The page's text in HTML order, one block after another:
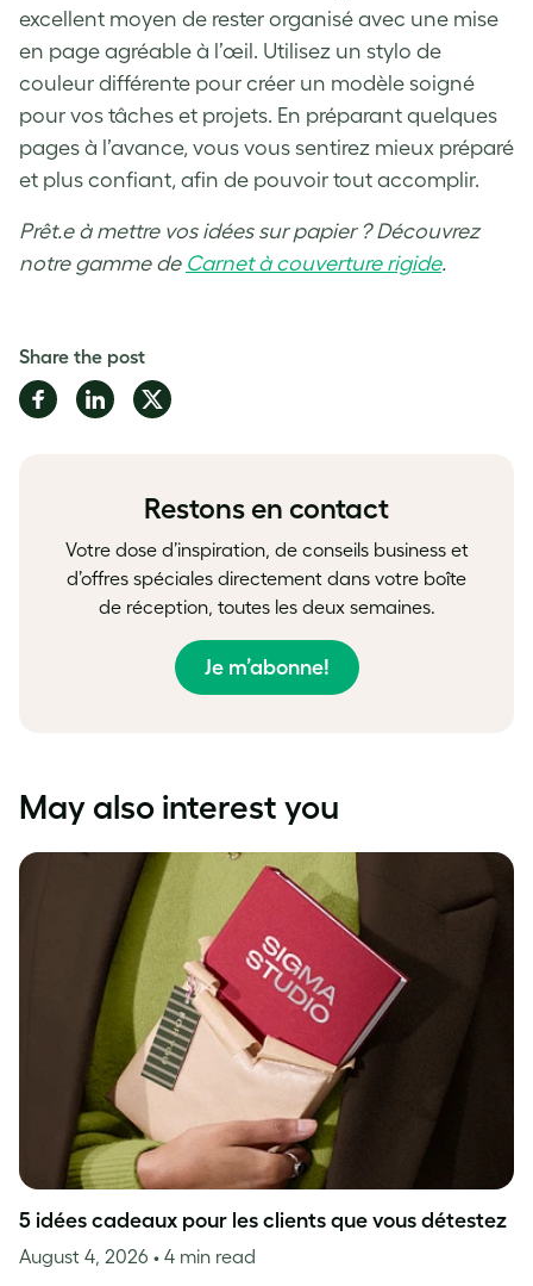
excellent moyen de rester organisé avec une mise
en page agréable à l’œil. Utilisez un stylo de
couleur différente pour créer un modèle soigné
pour vos tâches et projets. En préparant quelques
pages à l’avance, vous vous sentirez mieux préparé
et plus confiant, afin de pouvoir tout accomplir.
Prêt.e à mettre vos idées sur papier ? Découvrez
notre gamme de Carnet à couverture rigide.
Share the post
Share
on
Share
on
Share
on
Restons en contact
Votre dose d’inspiration, de conseils business et
d’offres spéciales directement dans votre boîte
de réception, toutes les deux semaines.
Je m’abonne!
May also interest you
5 idées cadeaux pour les clients que vous détestez
August 4, 2026 • 4 min read